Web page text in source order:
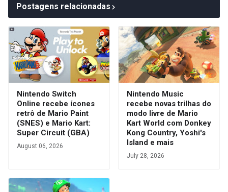
Postagens relacionadas
Nintendo Switch
Online recebe ícones
retrô de Mario Paint
(SNES) e Mario Kart:
Super Circuit (GBA)
August 06, 2026
Nintendo Music
recebe novas trilhas do
modo livre de Mario
Kart World com Donkey
Kong Country, Yoshi's
Island e mais
July 28, 2026